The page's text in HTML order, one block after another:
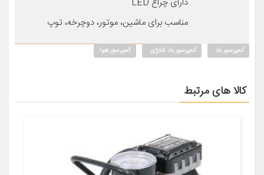
مناسب برای ماشین، موتور، دوچرخه، توپ
کمپرسور باد کمپرسور باد شارژی کمپرسور هوا
کالا های مرتبط